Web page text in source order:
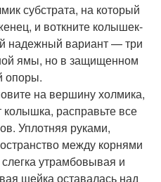
субстрата, на который
и воткните колышек-
надежный вариант — три
ямы, но в защищенном
опоры.
на вершину холмика,
расправьте все
Уплотняя руками,
между корнями
утрамбовывая и
шейка оставалась над